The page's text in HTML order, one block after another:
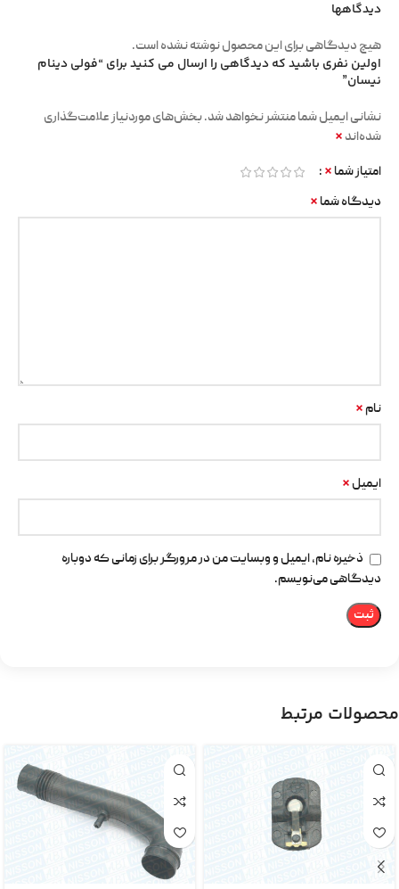
دیدگاهها
هیچ دیدگاهی برای این محصول نوشته نشده است.
اولین نفری باشید که دیدگاهی را ارسال می کنید برای “فولی دینام
نیسان”
نشانی ایمیل شما منتشر نخواهد شد.بخش‌های موردنیاز علامت‌گذاری
شده‌اند *
امتیاز شما *
دیدگاه شما *
نام *
ایمیل *
ذخیره نام، ایمیل و وبسایت من در مرورگر برای زمانی که دوباره
دیدگاهی می‌نویسم.
محصولات مرتبط